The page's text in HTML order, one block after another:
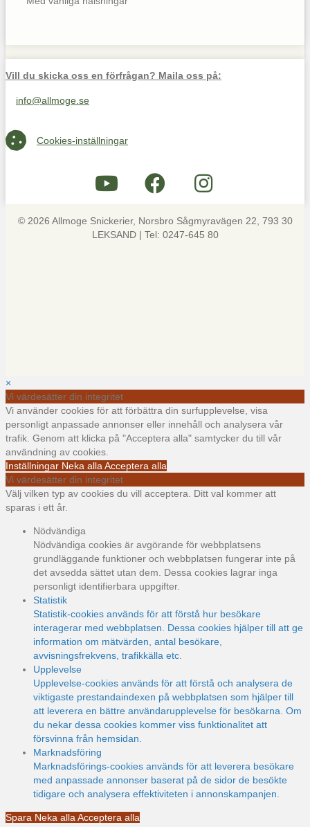
Vill du skicka oss en förfrågan? Maila oss på:
Maila oss på info@allmoge.se
info@allmoge.se
Cookies-inställningar
Cookies-inställningar
© 2026 Allmoge Snickerier, Norsbro Sågmyravägen 22, 793 30
LEKSAND | Tel: 0247-645 80
×
Vi värdesätter din integritet
Vi använder cookies för att förbättra din surfupplevelse, visa
personligt anpassade annonser eller innehåll och analysera vår
trafik. Genom att klicka på "Acceptera alla" samtycker du till vår
användning av cookies.
Inställningar Neka alla Acceptera alla
Vi värdesätter din integritet
Välj vilken typ av cookies du vill acceptera. Ditt val kommer att
sparas i ett år.
Nödvändiga
Nödvändiga cookies är avgörande för webbplatsens
grundläggande funktioner och webbplatsen fungerar inte på
det avsedda sättet utan dem. Dessa cookies lagrar inga
personligt identifierbara uppgifter.
Statistik
Statistik-cookies används för att förstå hur besökare
interagerar med webbplatsen. Dessa cookies hjälper till att ge
information om mätvärden, antal besökare,
avvisningsfrekvens, trafikkälla etc.
Upplevelse
Upplevelse-cookies används för att förstå och analysera de
viktigaste prestandaindexen på webbplatsen som hjälper till
att leverera en bättre användarupplevelse för besökarna. Om
du nekar dessa cookies kommer viss funktionalitet att
försvinna från hemsidan.
Marknadsföring
Marknadsförings-cookies används för att leverera besökare
med anpassade annonser baserat på de sidor de besökte
tidigare och analysera effektiviteten i annonskampanjen.
Spara Neka alla Acceptera alla